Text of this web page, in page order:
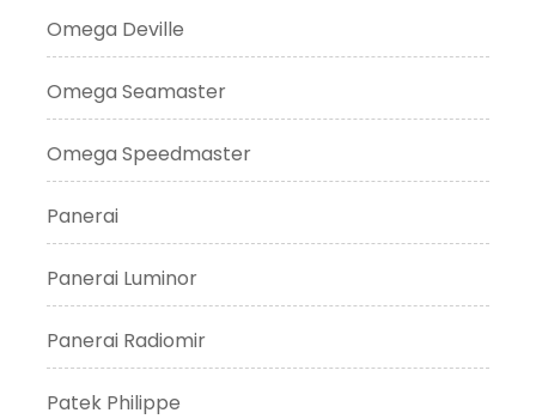
Omega Deville
Omega Seamaster
Omega Speedmaster
Panerai
Panerai Luminor
Panerai Radiomir
Patek Philippe